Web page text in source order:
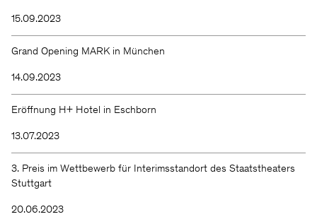
15.09.2023
Grand Opening MARK in München
14.09.2023
Eröffnung H+ Hotel in Eschborn
13.07.2023
3. Preis im Wettbewerb für Interimsstandort des Staatstheaters
Stuttgart
20.06.2023